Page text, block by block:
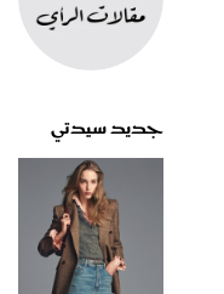
جديد سيدتي